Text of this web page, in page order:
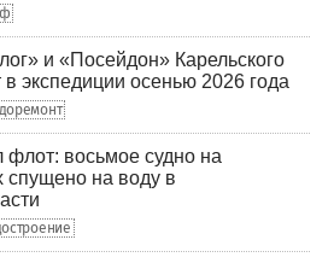
и «Посейдон» Карельского
экспедиции осенью 2026 года
восьмое судно на
спущено на воду в